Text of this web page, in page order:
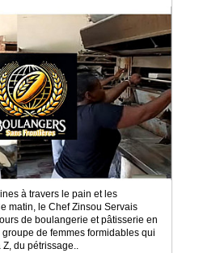
à travers le pain et les
matin, le Chef Zinsou Servais
de boulangerie et pâtisserie en
de femmes formidables qui
du pétrissage..